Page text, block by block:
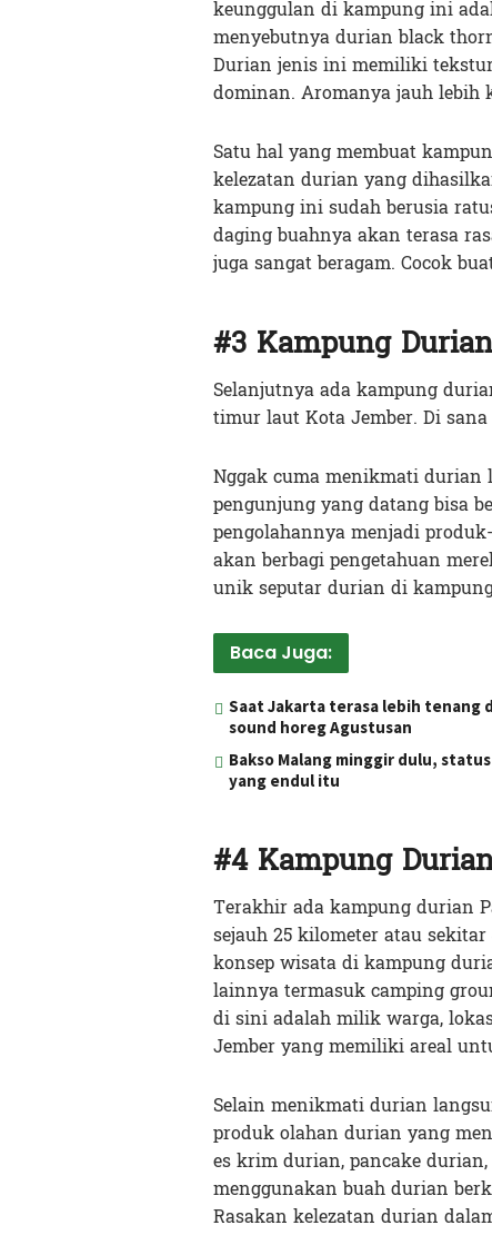
keunggulan di kampung ini
menyebutnya durian black
Durian jenis ini memiliki
dominan. Aromanya jauh
Satu hal yang membuat
kelezatan durian yang
kampung ini sudah berusia
daging buahnya akan terasa
juga sangat beragam. Cocok
#3 Kampung
Selanjutnya ada kampung
timur laut Kota Jember. Di
Nggak cuma menikmati
pengunjung yang datang bisa
pengolahannya menjadi
akan berbagi pengetahuan
unik seputar durian di
Baca Juga:
Saat Jakarta terasa lebih tenang
sound horeg Agustusan
Bakso Malang minggir dulu,
yang endul itu
#4 Kampung
Terakhir ada kampung durian
sejauh 25 kilometer atau
konsep wisata di kampung
lainnya termasuk camping
di sini adalah milik warga,
Jember yang memiliki areal
Selain menikmati durian
produk olahan durian yang
es krim durian, pancake
menggunakan buah durian
Rasakan kelezatan durian